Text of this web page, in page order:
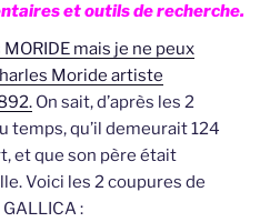
et outils de recherche.
mais je ne peux
Moride artiste
On sait, d’après les 2
temps, qu’il demeurait 124
et que son père était
Voici les 2 coupures de
: